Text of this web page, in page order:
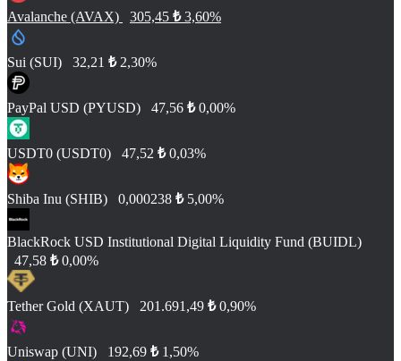
Avalanche (AVAX) 305,45 ₺ 3,60%
Sui (SUI) 32,21 ₺ 2,30%
PayPal USD (PYUSD) 47,56 ₺ 0,00%
USDT0 (USDT0) 47,52 ₺ 0,03%
Shiba Inu (SHIB) 0,000238 ₺ 5,00%
BlackRock USD Institutional Digital Liquidity Fund (BUIDL)
47,58 ₺ 0,00%
Tether Gold (XAUT) 201.691,49 ₺ 0,90%
Uniswap (UNI) 192,69 ₺ 1,50%